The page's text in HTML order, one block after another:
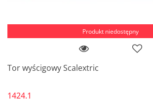
Produkt niedostępny
Tor wyścigowy Scalextric
1424.1